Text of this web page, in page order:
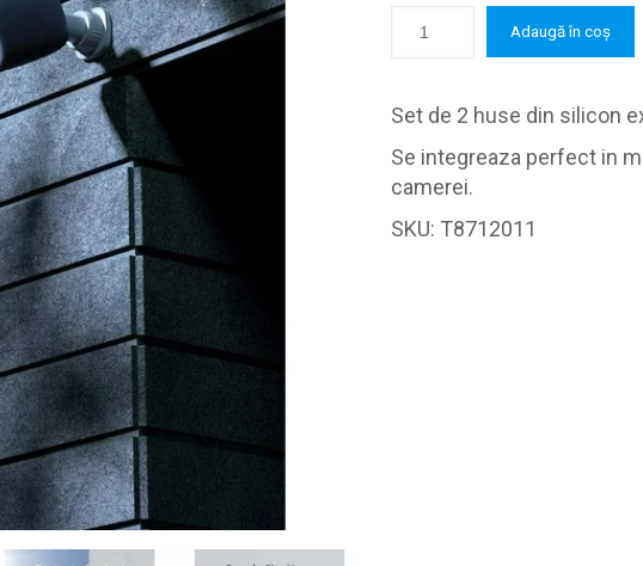
Adaugă în coș
Set de 2 huse din silicon
Se integreaza perfect in
camerei.
SKU: T8712011